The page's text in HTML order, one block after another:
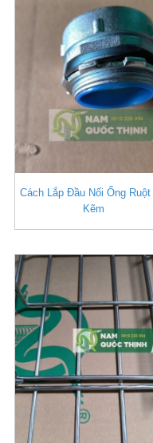
Cách Lắp Đầu Nối Ống Ruột
Kẽm